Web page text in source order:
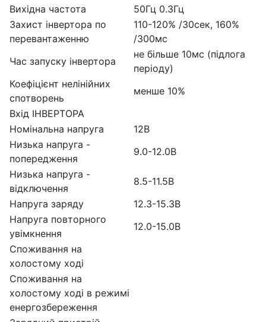
Вихідна частота
50Гц 0.3Гц
Захист інвертора по
перевантаженню
110-120% /30сек, 160%
/300мс
Час запуску інвертора
не більше 10мс (підлога
періоду)
Коефіцієнт нелінійних
спотворень
менше 10%
Вхід ІНВЕРТОРА
Номінальна напруга
12В
Низька напруга -
попередження
9.0-12.0В
Низька напруга -
відключення
8.5-11.5В
Напруга заряду
12.3-15.3В
Напруга повторного
увімкнення
12.0-15.0В
Споживання на
холостому ході
Споживання на
холостому ході в режимі
енергозбереження